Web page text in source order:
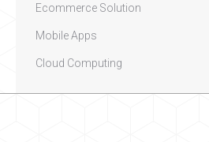
Ecommerce Solution
Mobile Apps
Cloud Computing